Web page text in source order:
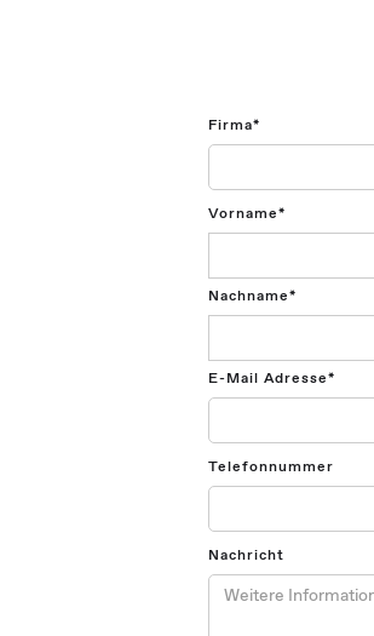
Firma*
Vorname*
Nachname*
E-Mail Adresse*
Telefonnummer
Nachricht